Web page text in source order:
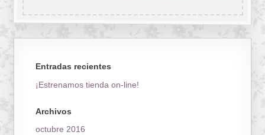
Entradas recientes
¡Estrenamos tienda on-line!
Archivos
octubre 2016